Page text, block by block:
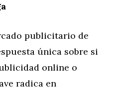
publicitario de
única sobre si
online o
radica en